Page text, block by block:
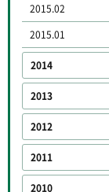
2015.02
2015.01
2014
2013
2012
2011
2010